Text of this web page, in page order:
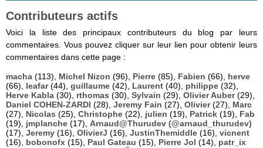
Contributeurs actifs
Voici la liste des principaux contributeurs du blog par leurs
commentaires. Vous pouvez cliquer sur leur lien pour obtenir leurs
commentaires dans cette page :
macha (113), Michel Nizon (96), Pierre (85), Fabien (66), herve
(66), leafar(44), guillaume (42), Laurent (40), philippe (32),
Herve Kabla (30), rthomas (30), Sylvain (29), Olivier Auber(29),
Daniel COHEN-ZARDI (28), Jeremy Fain (27), Olivier(27), Marc
(27), Nicolas (25), Christophe (22), julien (19), Patrick (19), Fab
(19), jmplanche (17), Arnaud@Thurudev (@arnaud_thurudev)
(17), Jeremy (16), OlivierJ (16), JustinThemiddle (16), vicnent
(16), bobonofx (15), Paul Gateau (15), Pierre Jol (14), patr_ix